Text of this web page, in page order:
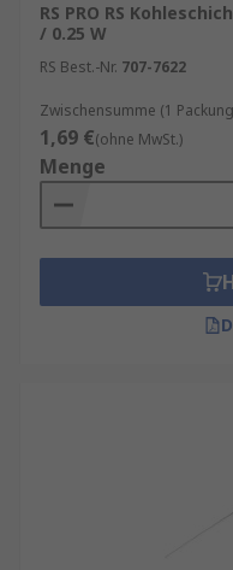
RS PRO RS
/ 0.25 W
RS Best.-Nr. 707-7622
Zwischensumme (1
1,69 €(ohne MwSt.)
Menge